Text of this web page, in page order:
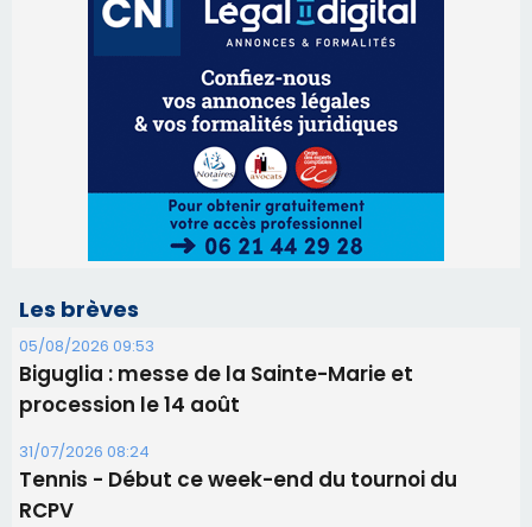
Les brèves
05/08/2026 09:53
Biguglia : messe de la Sainte-Marie et
procession le 14 août
31/07/2026 08:24
Tennis - Début ce week-end du tournoi du
RCPV